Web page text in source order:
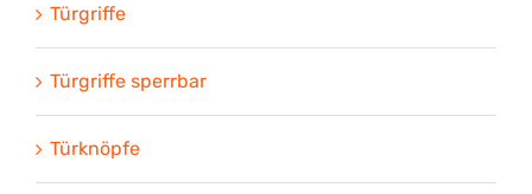
Türgriffe
Türgriffe sperrbar
Türknöpfe